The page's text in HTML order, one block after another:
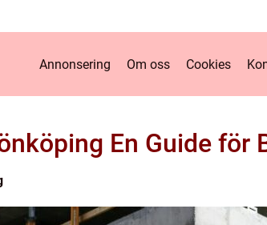
Annonsering Om oss Cookies
En Guide för